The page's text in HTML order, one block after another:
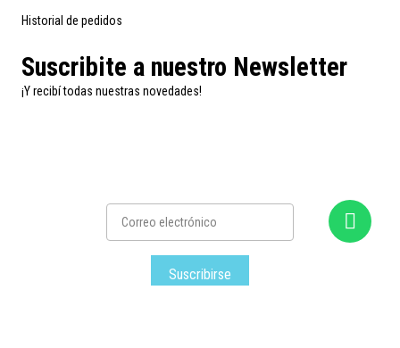
Historial de pedidos
Suscribite a nuestro Newsletter
¡Y recibí todas nuestras novedades!
Suscribirse